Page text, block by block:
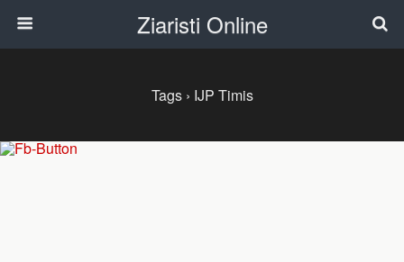
Ziaristi Online
Tags › IJP Timis